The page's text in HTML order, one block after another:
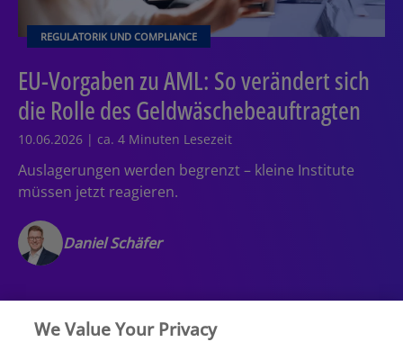
REGULATORIK UND COMPLIANCE
EU-Vorgaben zu AML: So verändert sich
die Rolle des Geldwäschebeauftragten
10.06.2026 | ca. 4 Minuten Lesezeit
Auslagerungen werden begrenzt – kleine Institute
müssen jetzt reagieren.
Daniel Schäfer
We Value Your Privacy